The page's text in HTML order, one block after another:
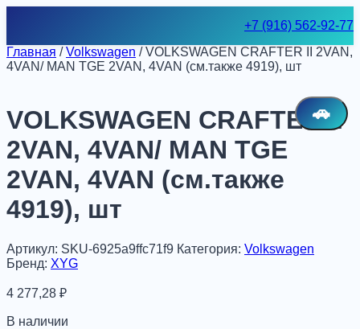
+7 (916) 562-92-77
🚗
Главная /Volkswagen / VOLKSWAGEN CRAFTER II 2VAN,
4VAN/ MAN TGE 2VAN, 4VAN (см.также 4919), шт
VOLKSWAGEN CRAFTER II
2VAN, 4VAN/ MAN TGE
2VAN, 4VAN (см.также
4919), шт
Артикул: SKU-6925a9ffc71f9 Категория: Volkswagen
Бренд: XYG
4 277,28 ₽
В наличии